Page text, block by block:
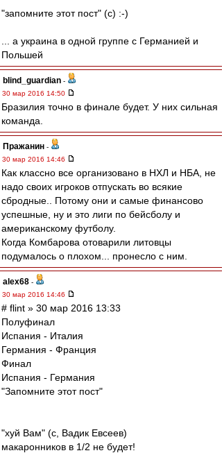
"запомните этот пост" (c) :-)
... а украина в одной группе с Германией и
Польшей
blind_guardian -
30 мар 2016 14:50
Бразилия точно в финале будет. У них сильная
команда.
Пражанин -
30 мар 2016 14:46
Как классно все организовано в НХЛ и НБА, не
надо своих игроков отпускать во всякие
сбродные.. Потому они и самые финансово
успешные, ну и это лиги по бейсболу и
американскому футболу.
Когда Комбарова отоварили литовцы
подумалось о плохом... пронесло с ним.
alex68 -
30 мар 2016 14:46
# flint » 30 мар 2016 13:33
Полуфинал
Испания - Италия
Германия - Франция
Финал
Испания - Германия
"Запомните этот пост"
"хуй Вам" (с, Вадик Евсеев)
макаронников в 1/2 не будет!